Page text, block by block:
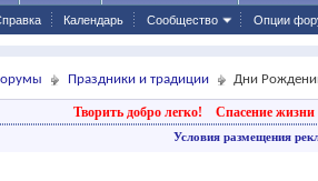
Календарь Сообщество Опции
Праздники и традиции Дни
Творить добро легко! Спасение жизни
Условия размещения